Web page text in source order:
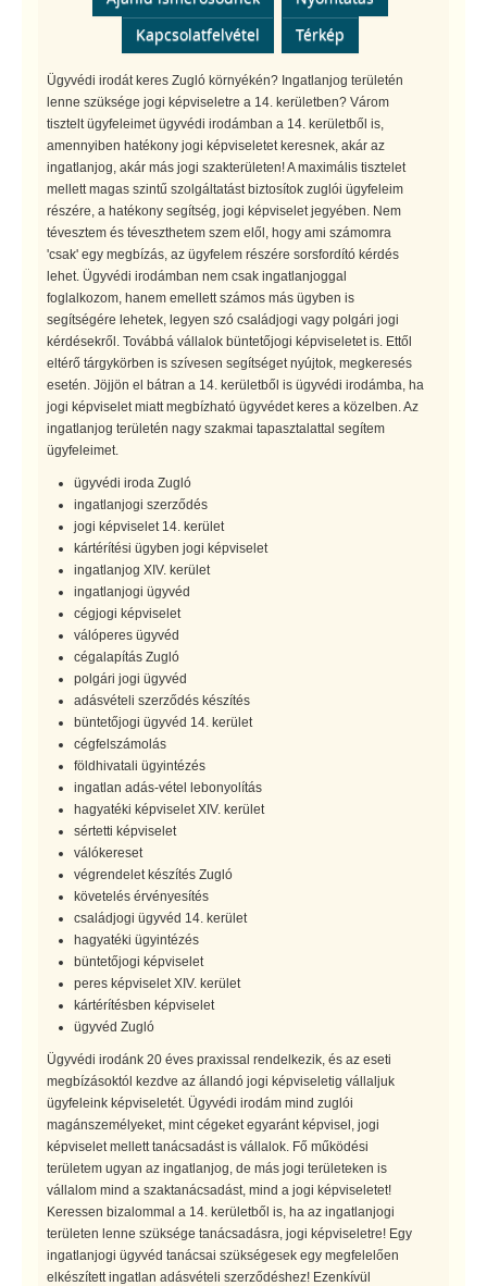
Kapcsolatfelvétel
Térkép
Ügyvédi irodát keres Zugló környékén? Ingatlanjog területén
lenne szüksége jogi képviseletre a 14. kerületben? Várom
tisztelt ügyfeleimet ügyvédi irodámban a 14. kerületből is,
amennyiben hatékony jogi képviseletet keresnek, akár az
ingatlanjog, akár más jogi szakterületen! A maximális tisztelet
mellett magas szintű szolgáltatást biztosítok zuglói ügyfeleim
részére, a hatékony segítség, jogi képviselet jegyében. Nem
tévesztem és téveszthetem szem elől, hogy ami számomra
'csak' egy megbízás, az ügyfelem részére sorsfordító kérdés
lehet. Ügyvédi irodámban nem csak ingatlanjoggal
foglalkozom, hanem emellett számos más ügyben is
segítségére lehetek, legyen szó családjogi vagy polgári jogi
kérdésekről. Továbbá vállalok büntetőjogi képviseletet is. Ettől
eltérő tárgykörben is szívesen segítséget nyújtok, megkeresés
esetén. Jöjjön el bátran a 14. kerületből is ügyvédi irodámba, ha
jogi képviselet miatt megbízható ügyvédet keres a közelben. Az
ingatlanjog területén nagy szakmai tapasztalattal segítem
ügyfeleimet.
ügyvédi iroda Zugló
ingatlanjogi szerződés
jogi képviselet 14. kerület
kártérítési ügyben jogi képviselet
ingatlanjog XIV. kerület
ingatlanjogi ügyvéd
cégjogi képviselet
válóperes ügyvéd
cégalapítás Zugló
polgári jogi ügyvéd
adásvételi szerződés készítés
büntetőjogi ügyvéd 14. kerület
cégfelszámolás
földhivatali ügyintézés
ingatlan adás-vétel lebonyolítás
hagyatéki képviselet XIV. kerület
sértetti képviselet
válókereset
végrendelet készítés Zugló
követelés érvényesítés
családjogi ügyvéd 14. kerület
hagyatéki ügyintézés
büntetőjogi képviselet
peres képviselet XIV. kerület
kártérítésben képviselet
ügyvéd Zugló
Ügyvédi irodánk 20 éves praxissal rendelkezik, és az eseti
megbízásoktól kezdve az állandó jogi képviseletig vállaljuk
ügyfeleink képviseletét. Ügyvédi irodám mind zuglói
magánszemélyeket, mint cégeket egyaránt képvisel, jogi
képviselet mellett tanácsadást is vállalok. Fő működési
területem ugyan az ingatlanjog, de más jogi területeken is
vállalom mind a szaktanácsadást, mind a jogi képviseletet!
Keressen bizalommal a 14. kerületből is, ha az ingatlanjogi
területen lenne szüksége tanácsadásra, jogi képviseletre! Egy
ingatlanjogi ügyvéd tanácsai szükségesek egy megfelelően
elkészített ingatlan adásvételi szerződéshez! Ezenkívül